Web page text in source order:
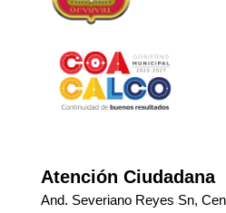
Atención Ciudadana
And. Severiano Reyes Sn,